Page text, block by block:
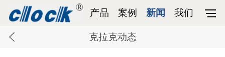
产品 案例 新闻 我们
克拉克动态